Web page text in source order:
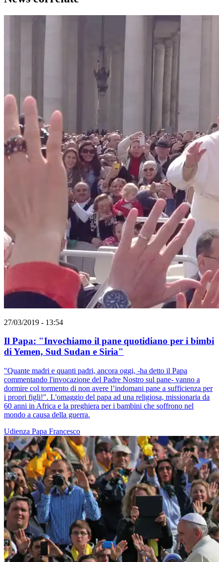
27/03/2019 - 13:54
Il Papa: "Invochiamo il pane quotidiano per i bimbi
di Yemen, Sud Sudan e Siria"
"Quante madri e quanti padri, ancora oggi, -ha detto il Papa
commentando l'invocazione del Padre Nostro sul pane- vanno a
dormire col tormento di non avere l’indomani pane a sufficienza per
i propri figli!". L'omaggio del papa ad una religiosa, missionaria da
60 anni in Africa e la preghiera per i bambini che soffrono nel
mondo a causa della guerra.
Udienza Papa Francesco